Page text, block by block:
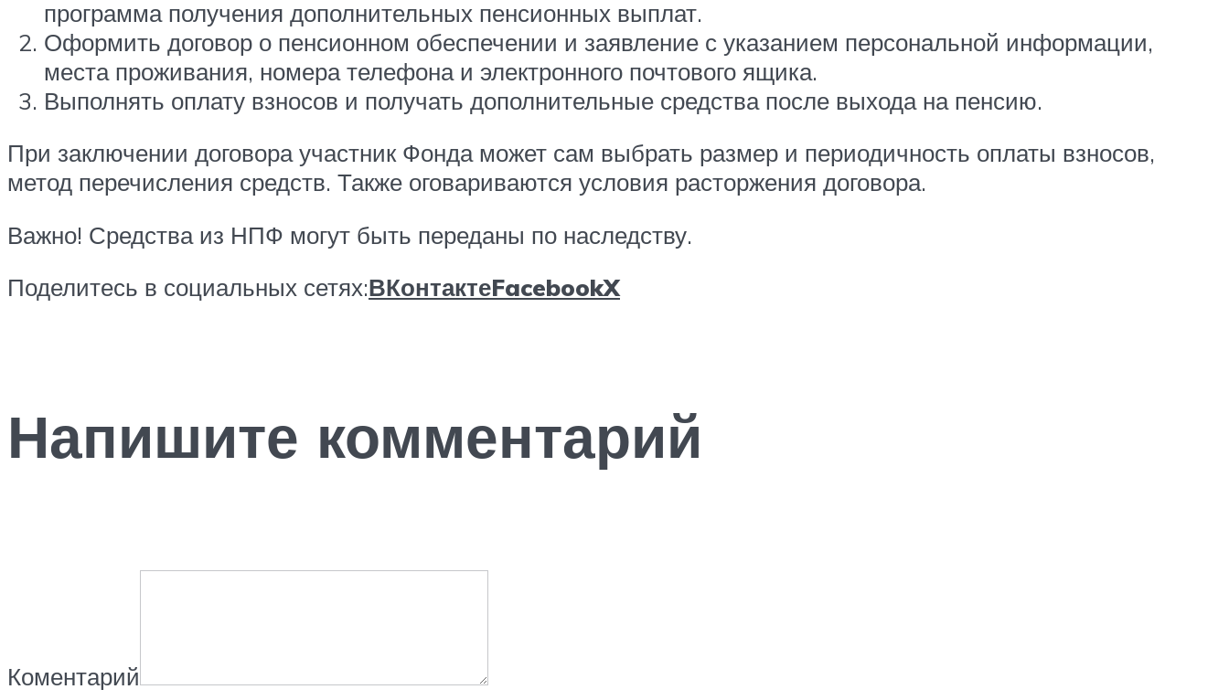
программа получения дополнительных пенсионных выплат.
Оформить договор о пенсионном обеспечении и заявление с указанием персональной информации,
места проживания, номера телефона и электронного почтового ящика.
Выполнять оплату взносов и получать дополнительные средства после выхода на пенсию.
При заключении договора участник Фонда может сам выбрать размер и периодичность оплаты взносов,
метод перечисления средств. Также оговариваются условия расторжения договора.
Важно! Средства из НПФ могут быть переданы по наследству.
Поделитесь в социальных сетях:ВКонтактеFacebookX
Напишите комментарий
Коментарий